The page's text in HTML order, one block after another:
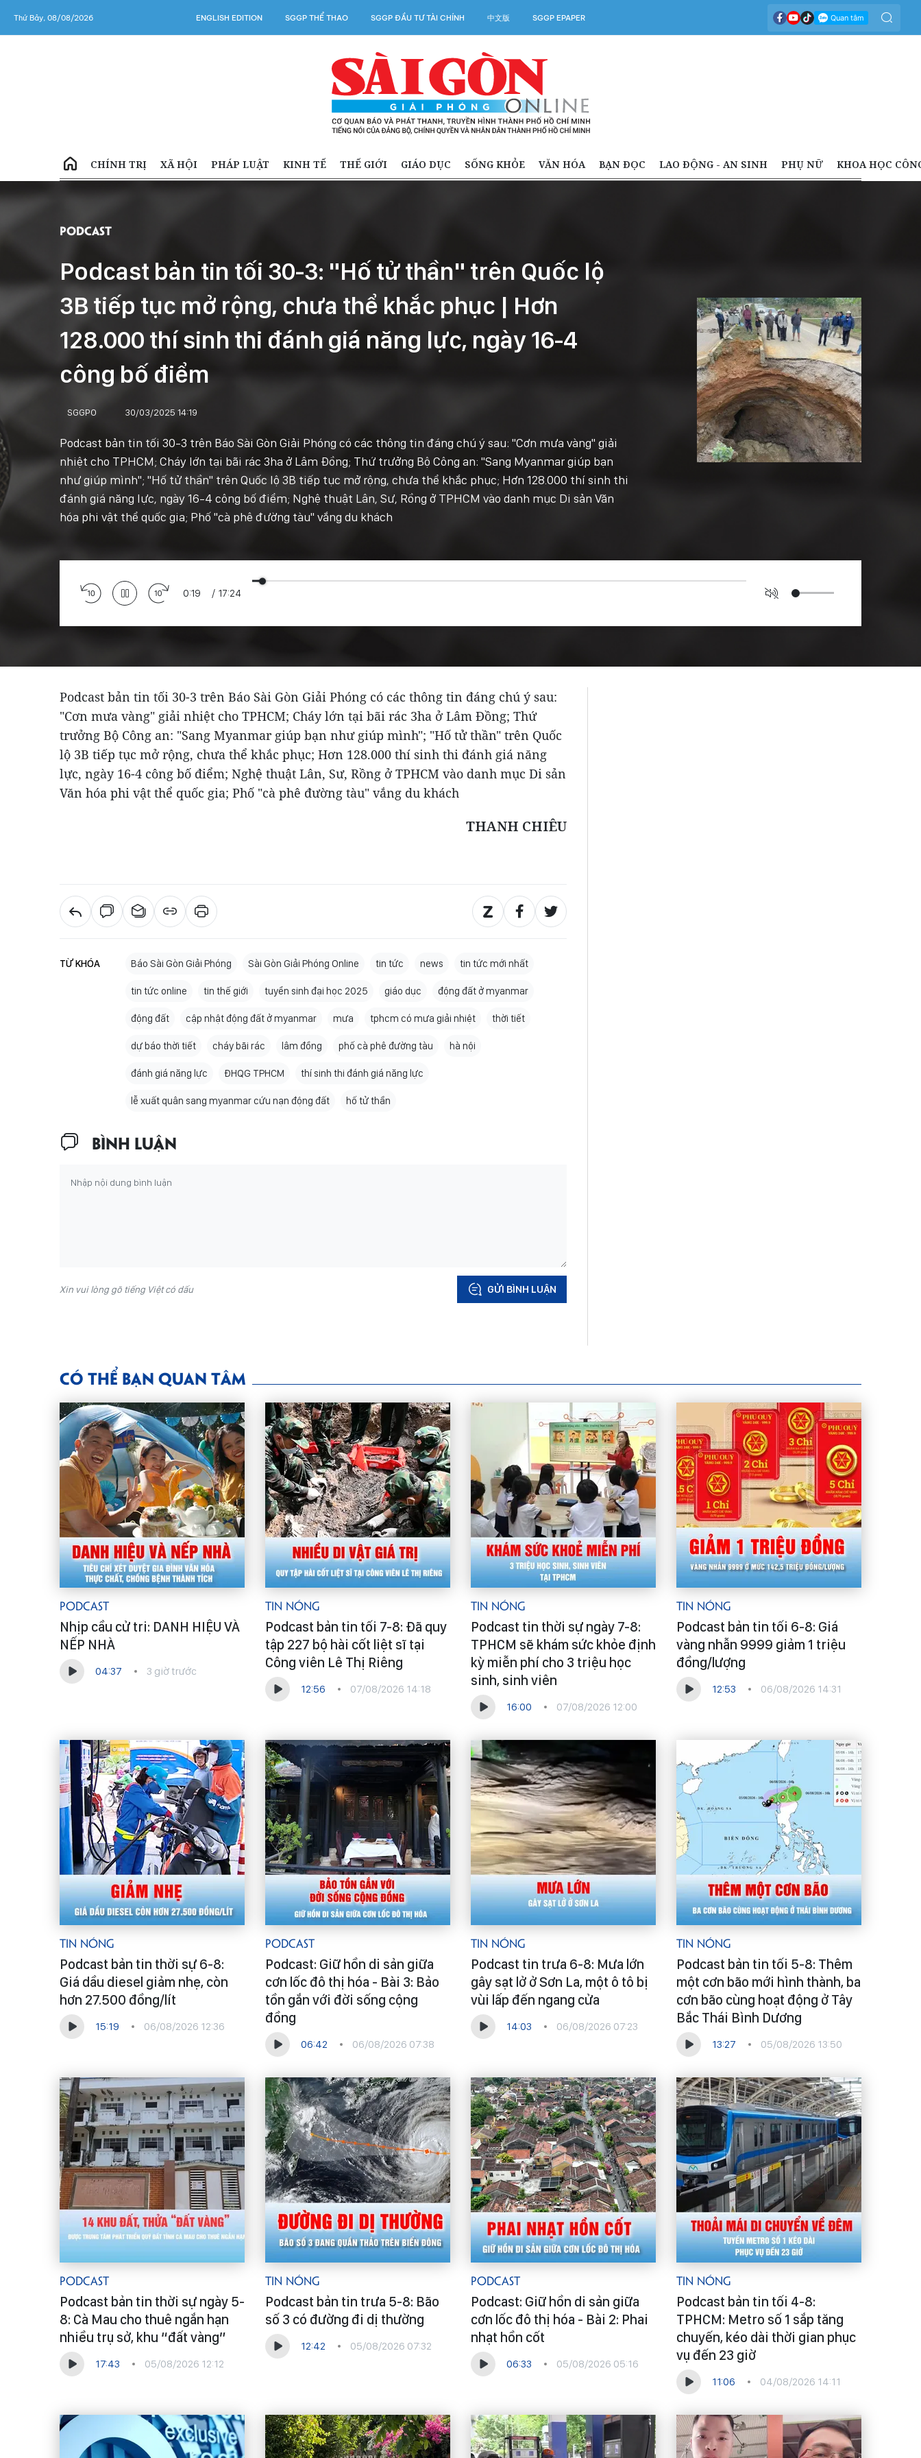
Thứ Bảy, 08/08/2026 ENGLISH EDITION SGGP THỂ THAO SGGP ĐẦU TƯ TÀI CHÍNH 中文版 SGGP EPAPER
CHÍNH TRỊ XÃ HỘI PHÁP LUẬT KINH TẾ THẾ GIỚI GIÁO DỤC SỐNG KHỎE VĂN HÓA BẠN ĐỌC LAO ĐỘNG - AN SINH PHỤ NỮ KHOA HỌC
Podcast
Podcast bản tin tối 30-3: "Hố tử thần" trên Quốc lộ
3B tiếp tục mở rộng, chưa thể khắc phục | Hơn
128.000 thí sinh thi đánh giá năng lực, ngày 16-4
công bố điểm
SGGPO 30/03/2025 14:19
Podcast bản tin tối 30-3 trên Báo Sài Gòn Giải Phóng có các thông tin đáng chú ý sau: "Cơn mưa vàng" giải
nhiệt cho TPHCM; Cháy lớn tại bãi rác 3ha ở Lâm Đồng; Thứ trưởng Bộ Công an: "Sang Myanmar giúp bạn
như giúp mình"; "Hố tử thần" trên Quốc lộ 3B tiếp tục mở rộng, chưa thể khắc phục; Hơn 128.000 thí sinh thi
đánh giá năng lực, ngày 16-4 công bố điểm; Nghệ thuật Lân, Sư, Rồng ở TPHCM vào danh mục Di sản Văn
hóa phi vật thể quốc gia; Phố "cà phê đường tàu" vắng du khách
0:21 / 17:24
Podcast bản tin tối 30-3 trên Báo Sài Gòn Giải Phóng có các thông tin đáng chú ý sau:
"Cơn mưa vàng" giải nhiệt cho TPHCM; Cháy lớn tại bãi rác 3ha ở Lâm Đồng; Thứ
trưởng Bộ Công an: "Sang Myanmar giúp bạn như giúp mình"; "Hố tử thần" trên Quốc
lộ 3B tiếp tục mở rộng, chưa thể khắc phục; Hơn 128.000 thí sinh thi đánh giá năng
lực, ngày 16-4 công bố điểm; Nghệ thuật Lân, Sư, Rồng ở TPHCM vào danh mục Di sản
Văn hóa phi vật thể quốc gia; Phố "cà phê đường tàu" vắng du khách
THANH CHIÊU
TỪ KHÓA Báo Sài Gòn Giải Phóng Sài Gòn Giải Phóng Online tin tức news tin tức mới nhất
tin tức online tin thế giới tuyển sinh đại học 2025 giáo dục động đất ở myanmar
động đất cập nhật động đất ở myanmar mưa tphcm có mưa giải nhiệt thời tiết
dự báo thời tiết cháy bãi rác lâm đồng phố cà phê đường tàu hà nội
đánh giá năng lực ĐHQG TPHCM thí sinh thi đánh giá năng lực
lễ xuất quân sang myanmar cứu nạn động đất hố tử thần
BÌNH LUẬN
Xin vui lòng gõ tiếng Việt có dấu GỬI BÌNH LUẬN
CÓ THỂ BẠN QUAN TÂM
Podcast
Nhịp cầu cử tri: DANH HIỆU VÀ
NẾP NHÀ
04:37 3 giờ trước
Tin Nóng
Podcast bản tin tối 7-8: Đã quy
tập 227 bộ hài cốt liệt sĩ tại
Công viên Lê Thị Riêng
12:56 07/08/2026 14:18
Tin Nóng
Podcast tin thời sự ngày 7-8:
TPHCM sẽ khám sức khỏe định
kỳ miễn phí cho 3 triệu học
sinh, sinh viên
16:00 07/08/2026 12:00
Tin Nóng
Podcast bản tin tối 6-8: Giá
vàng nhẫn 9999 giảm 1 triệu
đồng/lượng
12:53 06/08/2026 14:31
Tin Nóng
Podcast bản tin thời sự 6-8:
Giá dầu diesel giảm nhẹ, còn
hơn 27.500 đồng/lít
15:19 06/08/2026 12:36
Podcast
Podcast: Giữ hồn di sản giữa
cơn lốc đô thị hóa - Bài 3: Bảo
tồn gắn với đời sống cộng
đồng
06:42 06/08/2026 07:38
Tin Nóng
Podcast tin trưa 6-8: Mưa lớn
gây sạt lở ở Sơn La, một ô tô bị
vùi lấp đến ngang cửa
14:03 06/08/2026 07:23
Tin Nóng
Podcast bản tin tối 5-8: Thêm
một cơn bão mới hình thành, ba
cơn bão cùng hoạt động ở Tây
Bắc Thái Bình Dương
13:27 05/08/2026 13:50
Podcast
Podcast bản tin thời sự ngày 5-
8: Cà Mau cho thuê ngắn hạn
nhiều trụ sở, khu “đất vàng”
17:43 05/08/2026 12:12
Tin Nóng
Podcast bản tin trưa 5-8: Bão
số 3 có đường đi dị thường
12:42 05/08/2026 07:32
Podcast
Podcast: Giữ hồn di sản giữa
cơn lốc đô thị hóa - Bài 2: Phai
nhạt hồn cốt
06:33 05/08/2026 05:16
Tin Nóng
Podcast bản tin tối 4-8:
TPHCM: Metro số 1 sắp tăng
chuyến, kéo dài thời gian phục
vụ đến 23 giờ
11:06 04/08/2026 14:11